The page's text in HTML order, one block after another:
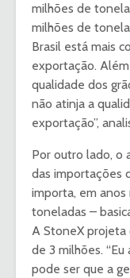
milhões de
milhões de
Brasil está mais
exportação.
qualidade dos
não atinja a
exportação”,
Por outro lado, o
das importações
importa, em anos
toneladas –
A StoneX projeta
de 3 milhões.
pode ser que a